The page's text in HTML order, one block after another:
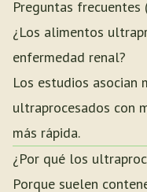
Preguntas frecuentes
¿Los alimentos
enfermedad renal?
Los estudios asocian
ultraprocesados con
más rápida.
¿Por qué los
Porque suelen